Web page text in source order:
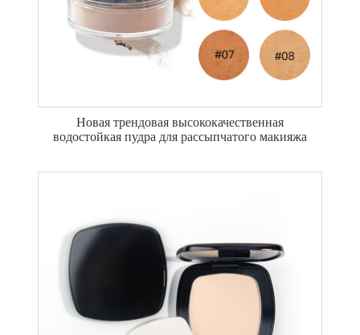
Новая трендовая высококачественная
водостойкая пудра для рассыпчатого макияжа